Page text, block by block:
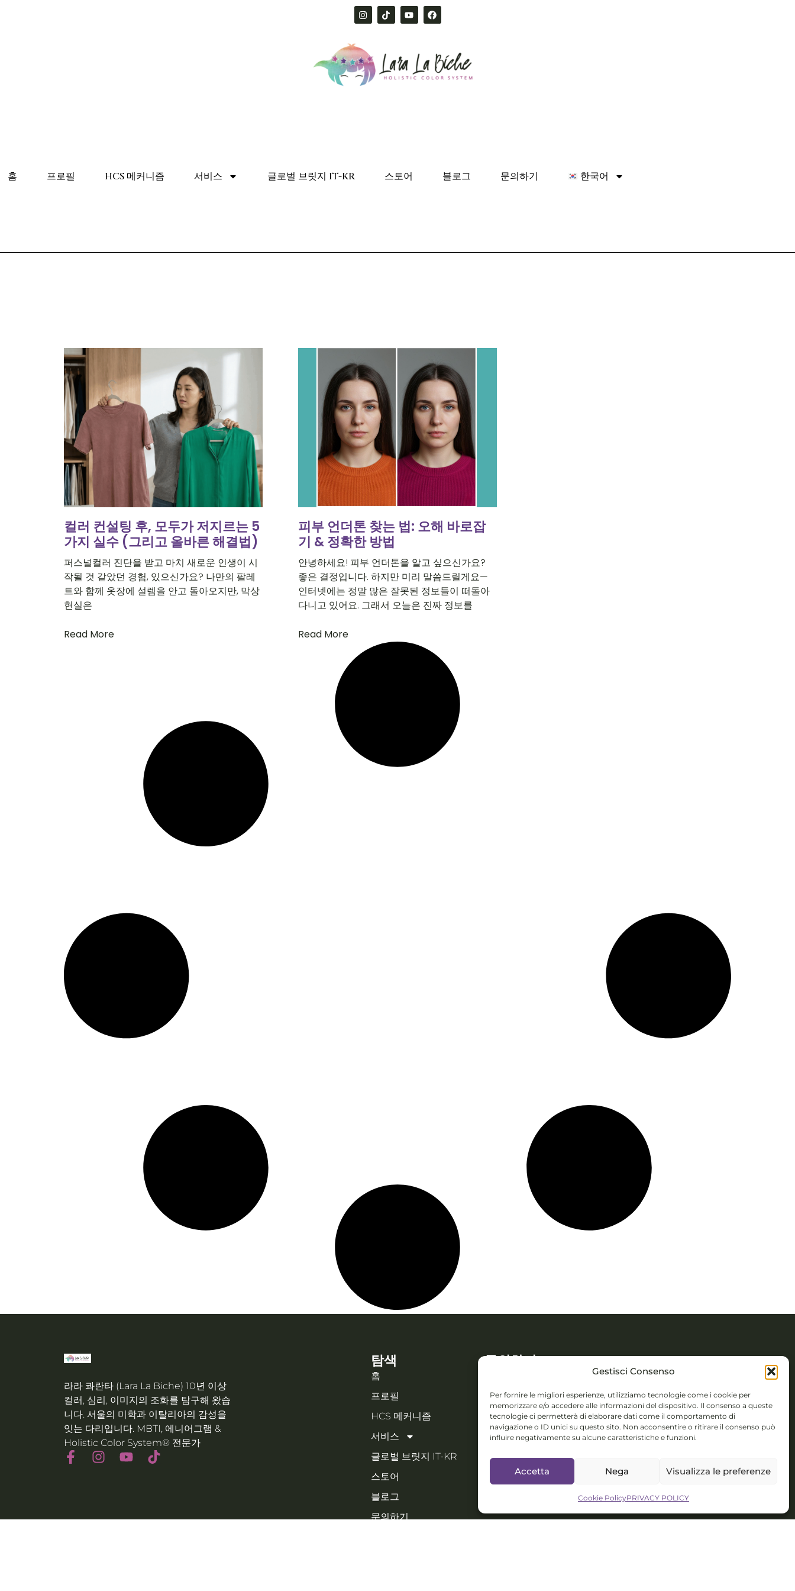
Gestisci Consenso
Per fornire le migliori esperienze, utilizziamo tecnologie come i cookie per
memorizzare e/o accedere alle informazioni del dispositivo. Il consenso a queste
tecnologie ci permetterà di elaborare dati come il comportamento di
navigazione o ID unici su questo sito. Non acconsentire o ritirare il consenso può
influire negativamente su alcune caratteristiche e funzioni.
Accetta Nega Visualizza le preferenze
Cookie PolicyPRIVACY POLICY
홈 프로필 HCS 메커니즘 서비스 글로벌 브릿지 IT-KR 스토어 블로그 문의하기 한국어
컬러 컨설팅 후, 모두가 저지르는 5
가지 실수 (그리고 올바른 해결법)
퍼스널컬러 진단을 받고 마치 새로운 인생이 시
작될 것 같았던 경험, 있으신가요? 나만의 팔레
트와 함께 옷장에 설렘을 안고 돌아오지만, 막상
현실은
Read More
피부 언더톤 찾는 법: 오해 바로잡
기 & 정확한 방법
안녕하세요! 피부 언더톤을 알고 싶으신가요?
좋은 결정입니다. 하지만 미리 말씀드릴게요—
인터넷에는 정말 많은 잘못된 정보들이 떠돌아
다니고 있어요. 그래서 오늘은 진짜 정보를
Read More
라라 콰란타 (Lara La Biche) 10년 이상
컬러, 심리, 이미지의 조화를 탐구해 왔습
니다. 서울의 미학과 이탈리아의 감성을
잇는 다리입니다. MBTI, 에니어그램 &
Holistic Color System® 전문가
탐색
홈
프로필
HCS 메커니즘
서비스
글로벌 브릿지 IT-KR
스토어
블로그
문의하기
문의하기
Orzinuovi (BS)
Email:
holisticcolorsystem@gmail.com
페스티벌, 아티스트 매니지먼트
협업 가능